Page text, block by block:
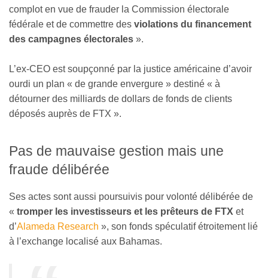
complot en vue de frauder la Commission électorale
fédérale et de commettre des violations du financement
des campagnes électorales ».
L’ex-CEO est soupçonné par la justice américaine d’avoir
ourdi un plan « de grande envergure » destiné « à
détourner des milliards de dollars de fonds de clients
déposés auprès de FTX ».
Pas de mauvaise gestion mais une
fraude délibérée
Ses actes sont aussi poursuivis pour volonté délibérée de
« tromper les investisseurs et les prêteurs de FTX et
d’Alameda Research », son fonds spéculatif étroitement lié
à l’exchange localisé aux Bahamas.